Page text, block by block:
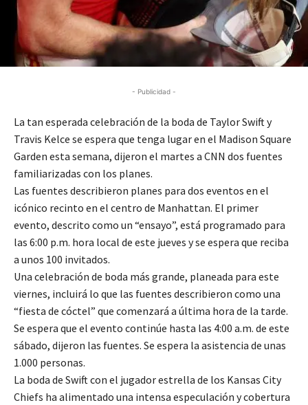
- Publicidad -
La tan esperada celebración de la boda de Taylor Swift y
Travis Kelce se espera que tenga lugar en el Madison Square
Garden esta semana, dijeron el martes a CNN dos fuentes
familiarizadas con los planes.
Las fuentes describieron planes para dos eventos en el
icónico recinto en el centro de Manhattan. El primer
evento, descrito como un “ensayo”, está programado para
las 6:00 p.m. hora local de este jueves y se espera que reciba
a unos 100 invitados.
Una celebración de boda más grande, planeada para este
viernes, incluirá lo que las fuentes describieron como una
“fiesta de cóctel” que comenzará a última hora de la tarde.
Se espera que el evento continúe hasta las 4:00 a.m. de este
sábado, dijeron las fuentes. Se espera la asistencia de unas
1.000 personas.
La boda de Swift con el jugador estrella de los Kansas City
Chiefs ha alimentado una intensa especulación y cobertura